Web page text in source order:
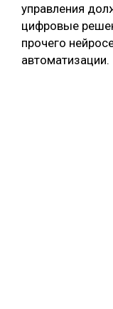
управления
цифровые
прочего
автоматизации.